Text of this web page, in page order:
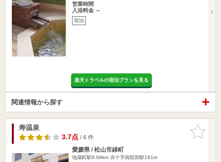
営業時間
入浴料金 ～
宿泊
楽天トラベルの宿泊プランを見る
関連情報から探す
お気に入
りに追加
寿温泉
3.7点/ 4 件
愛媛県 / 松山市緑町
地蔵町駅9.69km 赤十字病院前駅181m